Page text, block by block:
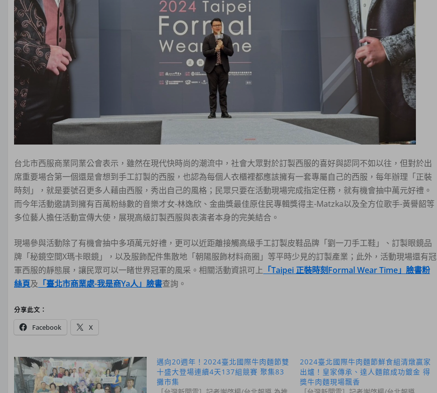
台北市西服商業同業公會表示，雖然在現代快時尚的潮流中，社會大眾對於訂製西服的喜好與認同不如以往，但對於出
席重要場合第一個還是會想到手工訂製的西服，也認為每個人衣櫃裡都應該擁有一套專屬自己的西服，每年辦理「正裝
時刻」，就是要號召更多人藉由西服，秀出自己的風格；民眾只要在活動現場完成指定任務，就有機會抽中萬元好禮。
而今年活動邀請到擁有百萬粉絲數的音樂才女-林逸欣、金曲獎最佳原住民專輯獎得主-Matzka以及全方位歌手-黃譽韶等
多位藝人擔任活動宣傳大使，展現高級訂製西服與表演者本身的完美結合。
現場參與活動除了有機會抽中多項萬元好禮，更可以近距離接觸高級手工訂製皮鞋品牌「劉一刀手工鞋」、訂製眼鏡品
牌「秘鏡空間X瑪卡眼鏡」，以及服飾配件集散地「朝陽服飾材料商圈」等平時少見的訂製產業；此外，活動現場還有冠
軍西服的靜態展，讓民眾可以一睹世界冠軍的風采。相關活動資訊可上 「Taipei 正裝時刻Formal Wear Time」臉書粉
絲頁及 「臺北市商業處-我是商Ya人」臉書查詢。
分享此文：
Facebook X
邁向20週年！2024臺北國際牛肉麵節雙
十盛大登場連續4天137組競賽 聚集83
攤市集
2024臺北國際牛肉麵節鮮食組清燉贏家
出爐！皇家傳承、達人麵館成功鍍金 得
獎牛肉麵現場飄香